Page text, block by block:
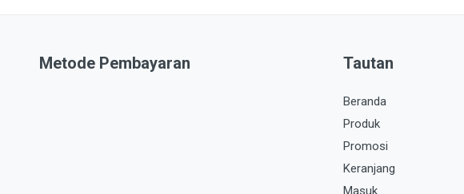
Metode Pembayaran Tautan
Beranda
Produk
Promosi
Keranjang
Masuk